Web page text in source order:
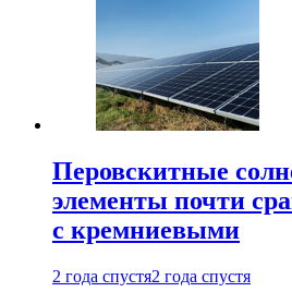
Перовскитные
элементы почти
с кремниевыми
2 года спустя2 года спустя